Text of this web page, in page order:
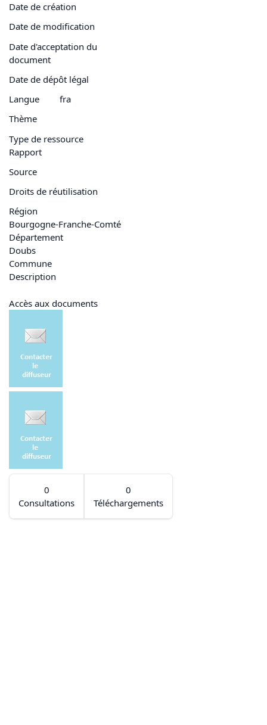
Date de création
Date de modification
Date d'acceptation du
document
Date de dépôt légal
Langue
fra
Thème
Type de ressource
Rapport
Source
Droits de réutilisation
Région
Bourgogne-Franche-Comté
Département
Doubs
Commune
Description
Accès aux documents
0
Consultations
0
Téléchargements